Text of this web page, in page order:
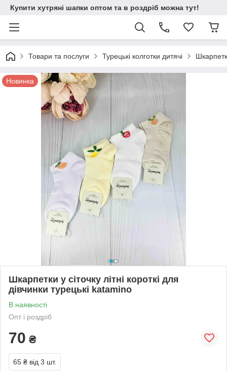
Купити хутряні шапки оптом та в роздріб можна тут!
Товари та послуги Турецькі колготки дитячі
Новинка
Шкарпетки у сіточку літні короткі для
дівчинки турецькі katamino
В наявності
Опт і роздріб
70 ₴
65 ₴ від 3 шт.